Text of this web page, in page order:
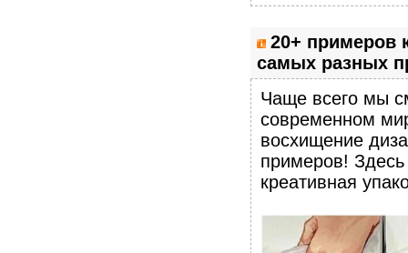
20+ примеров
самых разных
Чаще всего мы
современном
восхищение
примеров!
креативная